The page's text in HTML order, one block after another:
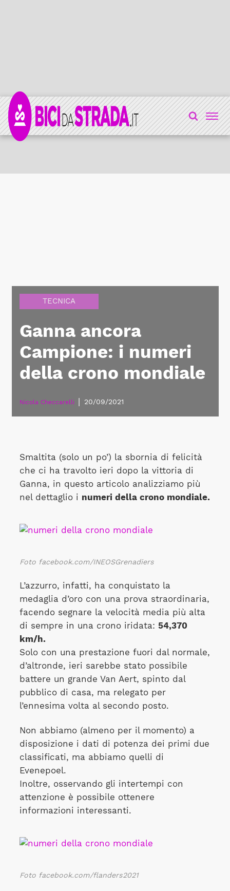
TECNICA
Ganna ancora
Campione: i numeri
della crono mondiale
Nicola Checcarelli 20/09/2021
Smaltita (solo un po’) la sbornia di felicità
che ci ha travolto ieri dopo la vittoria di
Ganna, in questo articolo analizziamo più
nel dettaglio i numeri della crono mondiale.
Foto facebook.com/INEOSGrenadiers
L’azzurro, infatti, ha conquistato la
medaglia d’oro con una prova straordinaria,
facendo segnare la velocità media più alta
di sempre in una crono iridata: 54,370
km/h.
Solo con una prestazione fuori dal normale,
d’altronde, ieri sarebbe stato possibile
battere un grande Van Aert, spinto dal
pubblico di casa, ma relegato per
l’ennesima volta al secondo posto.
Non abbiamo (almeno per il momento) a
disposizione i dati di potenza dei primi due
classificati, ma abbiamo quelli di
Evenepoel.
Inoltre, osservando gli intertempi con
attenzione è possibile ottenere
informazioni interessanti.
Foto facebook.com/flanders2021